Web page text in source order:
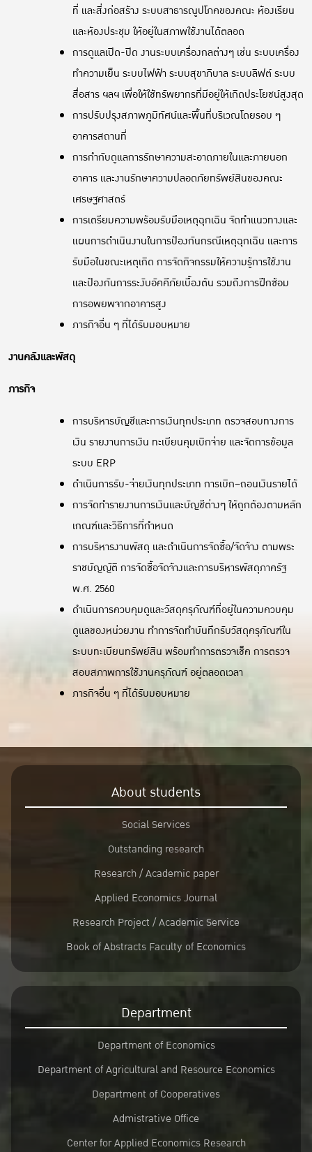
ที่ และสิ่งก่อสร้าง ระบบสาธารณูปโภคของคณะ ห้องเรียน
และห้องประชุม ให้อยู่ในสภาพใช้งานได้ตลอด
การดูแลเปิด-ปิด งานระบบเครื่องกลต่างๆ เช่น ระบบเครื่อง
ทำความเย็น ระบบไฟฟ้า ระบบสุขาภิบาล ระบบลิฟต์ ระบบ
สื่อสาร ฯลฯ เพื่อให้ใช้ทรัพยากรที่มีอยู่ให้เกิดประโยชน์สูงสุด
การปรับปรุงสภาพภูมิทัศน์และพื้นที่บริเวณโดยรอบ ๆ
อาคารสถานที่
การกำกับดูแลการรักษาความสะอาดภายในและภายนอก
อาคาร และงานรักษาความปลอดภัยทรัพย์สินของคณะ
เศรษฐศาสตร์
การเตรียมความพร้อมรับมือเหตุฉุกเฉิน จัดทำแนวทางและ
แผนการดำเนินงานในการป้องกันกรณีเหตุฉุกเฉิน และการ
รับมือในขณะเหตุเกิด การจัดกิจกรรมให้ความรู้การใช้งาน
และป้องกันการระงับอัคคีภัยเบื้องต้น รวมถึงการฝึกซ้อม
การอพยพจากอาคารสูง
ภารกิจอื่น ๆ ที่ได้รับมอบหมาย
งานคลังและพัสดุ
ภารกิจ
การบริหารบัญชีและการเงินทุกประเภท ตรวจสอบทางการ
เงิน รายงานการเงิน ทะเบียนคุมเบิกจ่าย และจัดการข้อมูล
ระบบ ERP
ดำเนินการรับ-จ่ายเงินทุกประเภท การเบิก–ถอนเงินรายได้
การจัดทำรายงานการเงินและบัญชีต่างๆ ให้ถูกต้องตามหลัก
เกณฑ์และวิธีการที่กำหนด
การบริหารงานพัสดุ และดำเนินการจัดซื้อ/จัดจ้าง ตามพระ
ราชบัญญัติ การจัดซื้อจัดจ้างและการบริหารพัสดุภาครัฐ
พ.ศ. 2560
ดำเนินการควบคุมดูและวัสดุครุภัณฑ์ที่อยู่ในความควบคุม
ดูแลของหน่วยงาน ทำการจัดทำบันทึกรับวัสดุครุภัณฑ์ใน
ระบบทะเบียนทรัพย์สิน พร้อมทำการตรวจเช็ค การตรวจ
สอบสภาพการใช้งานครุภัณฑ์ อยู่ตลอดเวลา
ภารกิจอื่น ๆ ที่ได้รับมอบหมาย
About students
Social Services
Outstanding research
Research / Academic paper
Applied Economics Journal
Research Project / Academic Service
Book of Abstracts Faculty of Economics
Department
Department of Economics
Department of Agricultural and Resource Economics
Department of Cooperatives
Admistrative Office
Center for Applied Economics Research